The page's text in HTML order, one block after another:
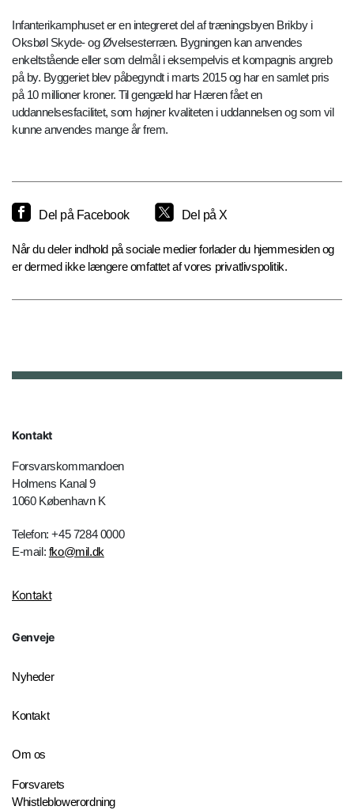
Infanterikamphuset er en integreret del af træningsbyen Brikby i
Oksbøl Skyde- og Øvelsesterræn. Bygningen kan anvendes
enkeltstående eller som delmål i eksempelvis et kompagnis angreb
på by. Byggeriet blev påbegyndt i marts 2015 og har en samlet pris
på 10 millioner kroner. Til gengæld har Hæren fået en
uddannelsesfacilitet, som højner kvaliteten i uddannelsen og som vil
kunne anvendes mange år frem.
Del på Facebook Del på X
Når du deler indhold på sociale medier forlader du hjemmesiden og
er dermed ikke længere omfattet af vores privatlivspolitik.
Kontakt
Forsvarskommandoen
Holmens Kanal 9
1060 København K
Telefon: +45 7284 0000
E-mail: fko@mil.dk
Kontakt
Genveje
Nyheder
Kontakt
Om os
Forsvarets
Whistleblowerordning